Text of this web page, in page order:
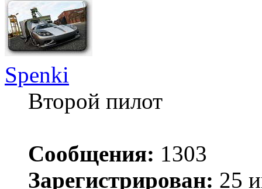
Spenki
Второй пилот
Сообщения: 1303
Зарегистрирован: 25